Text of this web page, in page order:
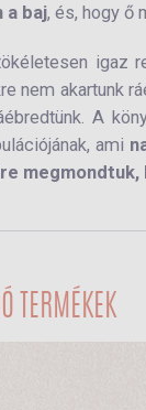
a baj, és, hogy ő
igaz
nem akartunk
A
ami
megmondtuk,
TERMÉKEK